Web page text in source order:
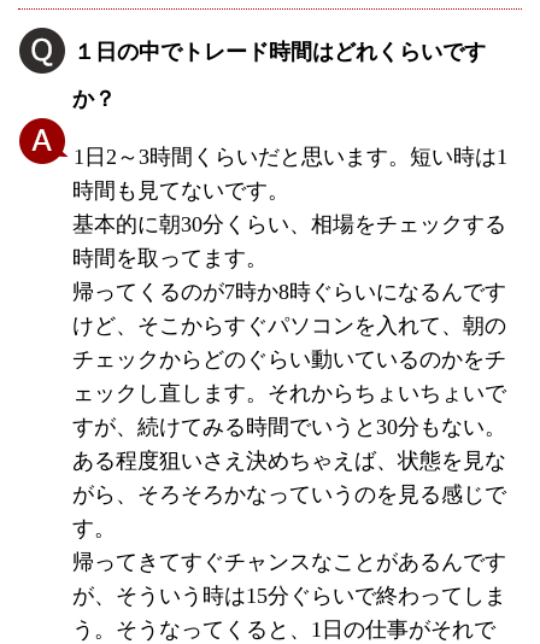
１日の中でトレード時間はどれくらいです
か？
1日2～3時間くらいだと思います。短い時は1
時間も見てないです。
基本的に朝30分くらい、相場をチェックする
時間を取ってます。
帰ってくるのが7時か8時ぐらいになるんです
けど、そこからすぐパソコンを入れて、朝の
チェックからどのぐらい動いているのかをチ
ェックし直します。それからちょいちょいで
すが、続けてみる時間でいうと30分もない。
ある程度狙いさえ決めちゃえば、状態を見な
がら、そろそろかなっていうのを見る感じで
す。
帰ってきてすぐチャンスなことがあるんです
が、そういう時は15分ぐらいで終わってしま
う。そうなってくると、1日の仕事がそれで